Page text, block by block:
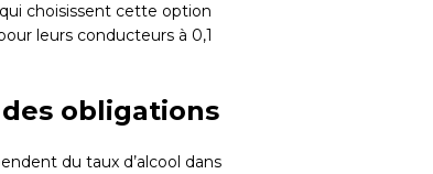
choisissent cette option
leurs conducteurs à 0,1
obligations
du taux d’alcool dans